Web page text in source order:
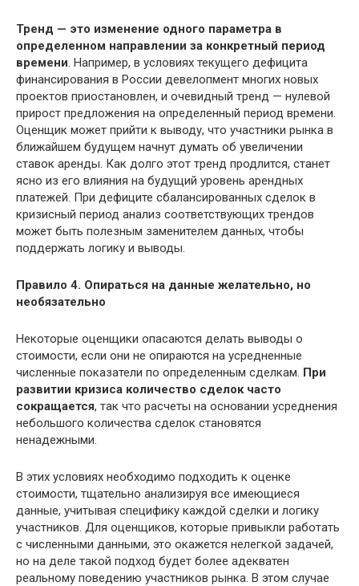
Тренд — это изменение одного параметра в
определенном направлении за конкретный период
времени. Например, в условиях текущего дефицита
финансирования в России девелопмент многих новых
проектов приостановлен, и очевидный тренд — нулевой
прирост предложения на определенный период времени.
Оценщик может прийти к выводу, что участники рынка в
ближайшем будущем начнут думать об увеличении
ставок аренды. Как долго этот тренд продлится, станет
ясно из его влияния на будущий уровень арендных
платежей. При дефиците сбалансированных сделок в
кризисный период анализ соответствующих трендов
может быть полезным заменителем данных, чтобы
поддержать логику и выводы.
Правило 4. Опираться на данные желательно, но
необязательно
Некоторые оценщики опасаются делать выводы о
стоимости, если они не опираются на усредненные
численные показатели по определенным сделкам. При
развитии кризиса количество сделок часто
сокращается, так что расчеты на основании усреднения
небольшого количества сделок становятся
ненадежными.
В этих условиях необходимо подходить к оценке
стоимости, тщательно анализируя все имеющиеся
данные, учитывая специфику каждой сделки и логику
участников. Для оценщиков, которые привыкли работать
с численными данными, это окажется нелегкой задачей,
но на деле такой подход будет более адекватен
реальному поведению участников рынка. В этом случае